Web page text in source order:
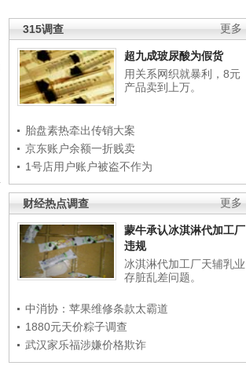
更多
315调查
超九成玻尿酸为假货
用关系网织就暴利，8元
产品卖到上万。
胎盘素热牵出传销大案
京东账户余额一折贱卖
1号店用户账户被盗不作为
更多
财经热点调查
蒙牛承认冰淇淋代加工厂
违规
冰淇淋代加工厂天辅乳业
存脏乱差问题。
中消协：苹果维修条款太霸道
1880元天价粽子调查
武汉家乐福涉嫌价格欺诈